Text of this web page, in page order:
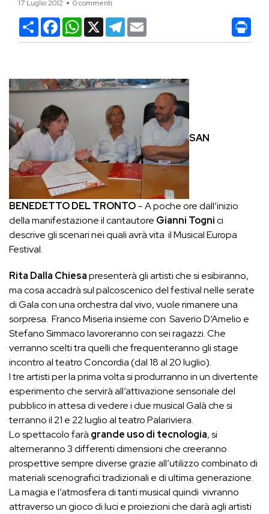
17 Luglio 2012 0 commenti
CondividiFacebookWhatsApp
X Telegram
SAN
BENEDETTO DEL TRONTO– A poche ore dall’inizio
della manifestazione il cantautore Gianni Tognici
descrive gli scenari nei quali avrà vita il Musical Europa
Festival.
Rita Dalla Chiesapresenterà gli artisti che si esibiranno,
ma cosa accadrà sul palcoscenico del festival nelle serate
di Gala con una orchestra dal vivo, vuole rimanere una
sorpresa. Franco Miseria insieme con Saverio D’Amelio e
Stefano Simmaco lavoreranno con sei ragazzi. Che
verranno scelti tra quelli che frequenteranno gli stage
incontro al teatro Concordia (dal 18 al 20 luglio).
I tre artisti per la prima volta si produrranno in un divertente
esperimento che servirà all’attivazione sensoriale del
pubblico in attesa di vedere i due musical Galà che si
terranno il 21 e 22 luglio al teatro Palariviera.
Lo spettacolo farà grande uso di tecnologia, si
alterneranno 3 differenti dimensioni che creeranno
prospettive sempre diverse grazie all’utilizzo combinato di
materiali scenografici tradizionali e di ultima generazione.
La magia e l’atmosfera di tanti musical quindi vivranno
attraverso un gioco di luci e proiezioni che darà agli artisti